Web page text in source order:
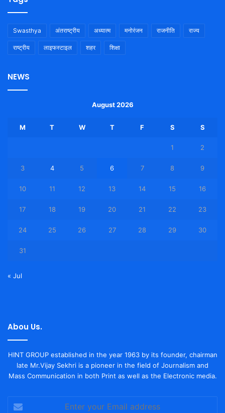
Swasthya अंतराष्ट्रीय अध्यात्म मनोरंजन राजनीति राज्य
राष्ट्रीय लाइफस्टाइल शहर शिक्षा
NEWS
August 2026
M T W T F S S
1 2
3 4 5 6 7 8 9
10 11 12 13 14 15 16
17 18 19 20 21 22 23
24 25 26 27 28 29 30
31
« Jul
Abou Us.
HINT GROUP established in the year 1963 by its founder, chairman
late Mr.Vijay Sekhri is a pioneer in the field of Journalism and
Mass Communication in both Print as well as the Electronic media.